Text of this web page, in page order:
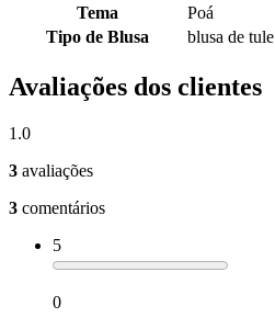
Tema
Poá
Tipo de Blusa
blusa de tule
Avaliações dos clientes
1.0
3 avaliações
3 comentários
5
0